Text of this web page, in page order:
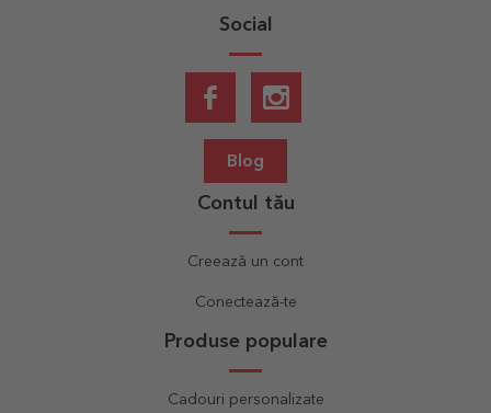
Social
Blog
Contul tău
Creează un cont
Conectează-te
Produse populare
Cadouri personalizate